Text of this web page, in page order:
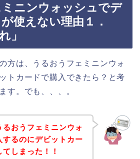
ニンウォッシュでデ
使えない理由１．
」
方は、うるおうフェミニンウォ
トカードで購入できたら？と考
す。でも、、、。
おうフェミニンウォ
するのにデビットカー
しまった！！